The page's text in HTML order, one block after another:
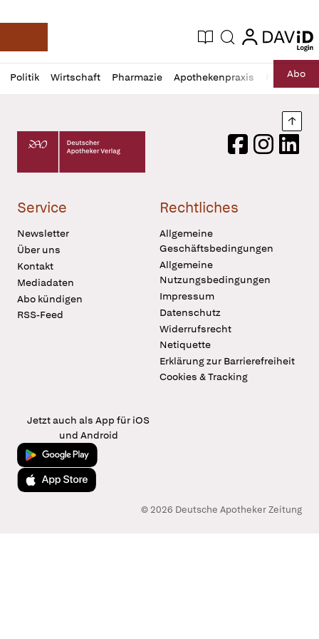
Deutsche Apotheker Zeitung
Aktuelle Ausgabe
Suche login
login
Politik Wirtschaft Pharmazie Apothekenpraxis RechtAbo
Profil
öffnen
Daz
Pur
Deutscher Apotheker Verlag Logo
FacebookInstagram
Service
Newsletter
Über uns
Kontakt
Mediadaten
Abo kündigen
RSS-Feed
Rechtliches
Allgemeine
Geschäftsbedingungen
Allgemeine
Nutzungsbedingungen
Impressum
Datenschutz
Widerrufsrecht
Netiquette
Erklärung zur Barrierefreiheit
Cookies & Tracking
Jetzt auch als App für iOS
und Android
Jetzt bei Google Play
Laden im App Store
© 2026 Deutsche Apotheker Zeitung